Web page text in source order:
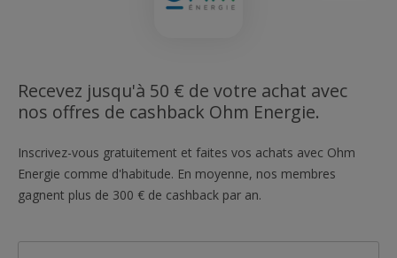
Recevez jusqu'à 50 € de votre achat avec
nos offres de cashback Ohm Energie.
Inscrivez-vous gratuitement et faites vos achats avec Ohm
Energie comme d'habitude. En moyenne, nos membres
gagnent plus de 300 € de cashback par an.